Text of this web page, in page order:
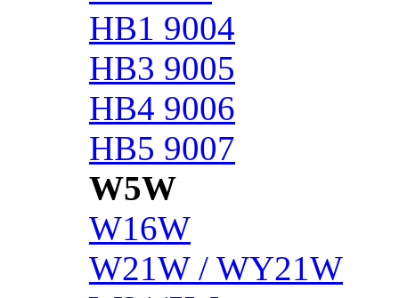
HB1 9004
HB3 9005
HB4 9006
HB5 9007
W5W
W16W
W21W / WY21W